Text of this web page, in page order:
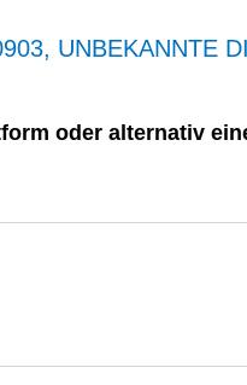
UNBEKANNTE
oder alternativ